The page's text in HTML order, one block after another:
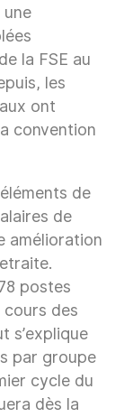
la FSE au
les
ont
convention
de
de
amélioration
postes
cours des
s’explique
par groupe
cycle du
dès la